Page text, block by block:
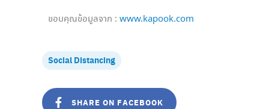
ขอบคุณข้อมูลจาก : www.kapook.com
Social Distancing
SHARE ON FACEBOOK